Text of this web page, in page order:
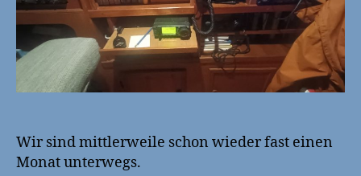
Wir sind mittlerweile schon wieder fast einen
Monat unterwegs.